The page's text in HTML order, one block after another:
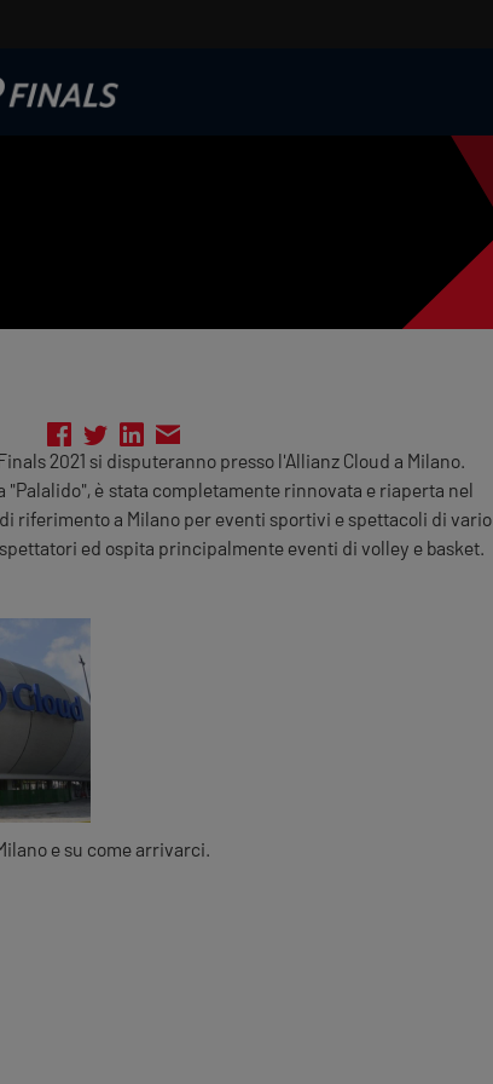
2021 si disputeranno presso l'Allianz Cloud a Milano.
è stata completamente rinnovata e riaperta nel
riferimento a Milano per eventi sportivi e spettacoli di vario
ed ospita principalmente eventi di volley e basket.
e su come arrivarci.